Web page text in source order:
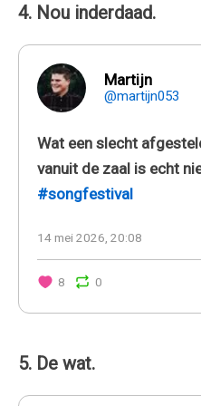
4. Nou inderdaad.
Martijn
@martijn053
Wat een slecht
vanuit de zaal is echt
#songfestival
14 mei 2026, 20:08
8 0
5. De wat.